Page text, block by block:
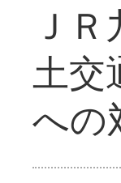
Ｊ
土
への